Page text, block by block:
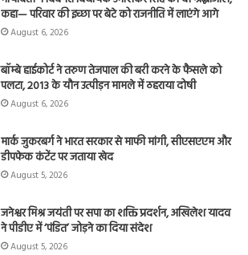
कहा— परिवार की इच्छा पर बेटे को राजनीति में लाएंगे आगे
August 6, 2026
बॉम्बे हाईकोर्ट ने तरुण तेजपाल की बरी करने के फैसले को
पलटा, 2013 के यौन उत्पीड़न मामले में ठहराया दोषी
August 6, 2026
मार्क जुकरबर्ग ने भारत सरकार से माफी मांगी, सीएसएएम और
डीपफेक कंटेंट पर जताया खेद
August 5, 2026
जनेश्वर मिश्र जयंती पर सपा का शक्ति प्रदर्शन, अखिलेश यादव
ने पीडीए में ‘पंडित’ जोड़ने का दिया संदेश
August 5, 2026